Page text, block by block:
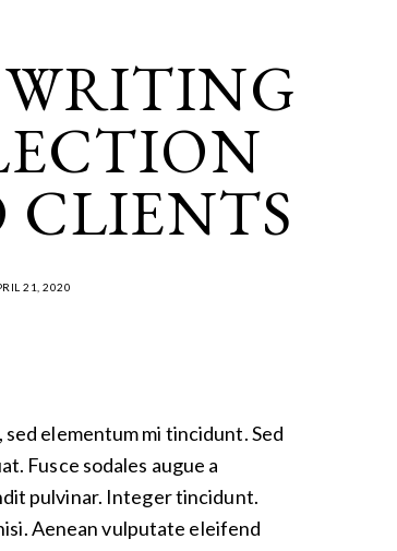
CLIENTS
21, 2020
sed elementum mi tincidunt. Sed
Fusce sodales augue a
pulvinar. Integer tincidunt.
Aenean vulputate eleifend